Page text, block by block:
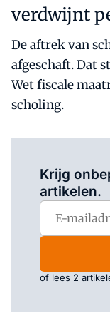
verdwijnt
De aftrek van
afgeschaft. Dat
Wet fiscale
scholing.
Krijg
artikelen.
of lees 2